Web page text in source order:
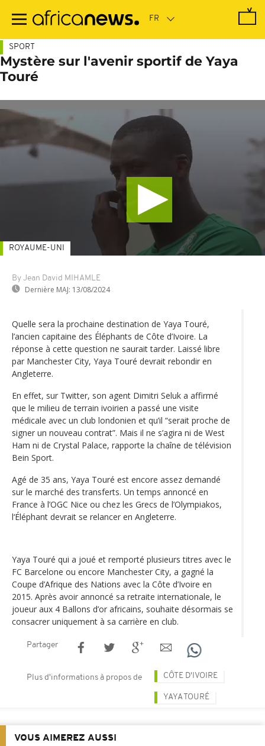
contenu
SPORT
Mystère sur l'avenir sportif de Yaya
Touré
By Jean David MIHAMLE
Dernière MAJ: 13/08/2024
ROYAUME-UNI
Quelle sera la prochaine destination de Yaya Touré,
l’ancien capitaine des Éléphants de Côte d’Ivoire. La
réponse à cette question ne saurait tarder. Laissé libre
par Manchester City, Yaya Touré devrait rebondir en
Angleterre.
En effet, sur Twitter, son agent Dimitri Seluk a affirmé
que le milieu de terrain ivoirien a passé une visite
médicale avec un club londonien et qu’il “serait proche de
signer un nouveau contrat”. Mais il ne s’agira ni de West
Ham ni de Crystal Palace, rapporte la chaîne de télévision
Bein Sport.
Agé de 35 ans, Yaya Touré est encore assez demandé
sur le marché des transferts. Un temps annoncé en
France à l’OGC Nice ou chez les Grecs de l’Olympiakos,
l‘Éléphant devrait se relancer en Angleterre.
Yaya Touré qui a joué et remporté plusieurs titres avec le
FC Barcelone ou encore Manchester City, a gagné la
Coupe d’Afrique des Nations avec la Côte d’Ivoire en
2015. Après avoir annoncé sa retraite internationale, le
joueur aux 4 Ballons d’or africains, souhaite désormais se
consacrer uniquement à sa carrière en club.
Partager
Plus d'informations à propos de CÔTE D'IVOIRE
YAYA TOURÉ
VOUS AIMEREZ AUSSI